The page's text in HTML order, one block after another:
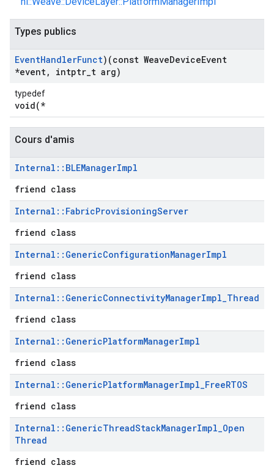
Types publics
EventHandlerFunct)(const WeaveDeviceEvent
*event, intptr t arg)
typedef
void(*
Cours d'amis
Internal :: BLEManagerImpl
friend class
Internal :: FabricProvisioningServer
friend class
Internal :: GenericConfigurationManagerImpl
friend class
Internal :: GenericConnectivityManagerImpl_Thread
friend class
Internal :: GenericPlatformManagerImpl
friend class
Internal :: GenericPlatformManagerImpl_FreeRTOS
friend class
Internal :: GenericThreadStackManagerImpl_Open
Thread
friend class